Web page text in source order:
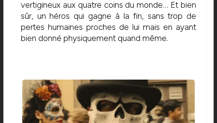
vertigineux aux quatre coins du monde… Et bien
sûr, un héros qui gagne à la fin, sans trop de
pertes humaines proches de lui mais en ayant
bien donné physiquement quand même.